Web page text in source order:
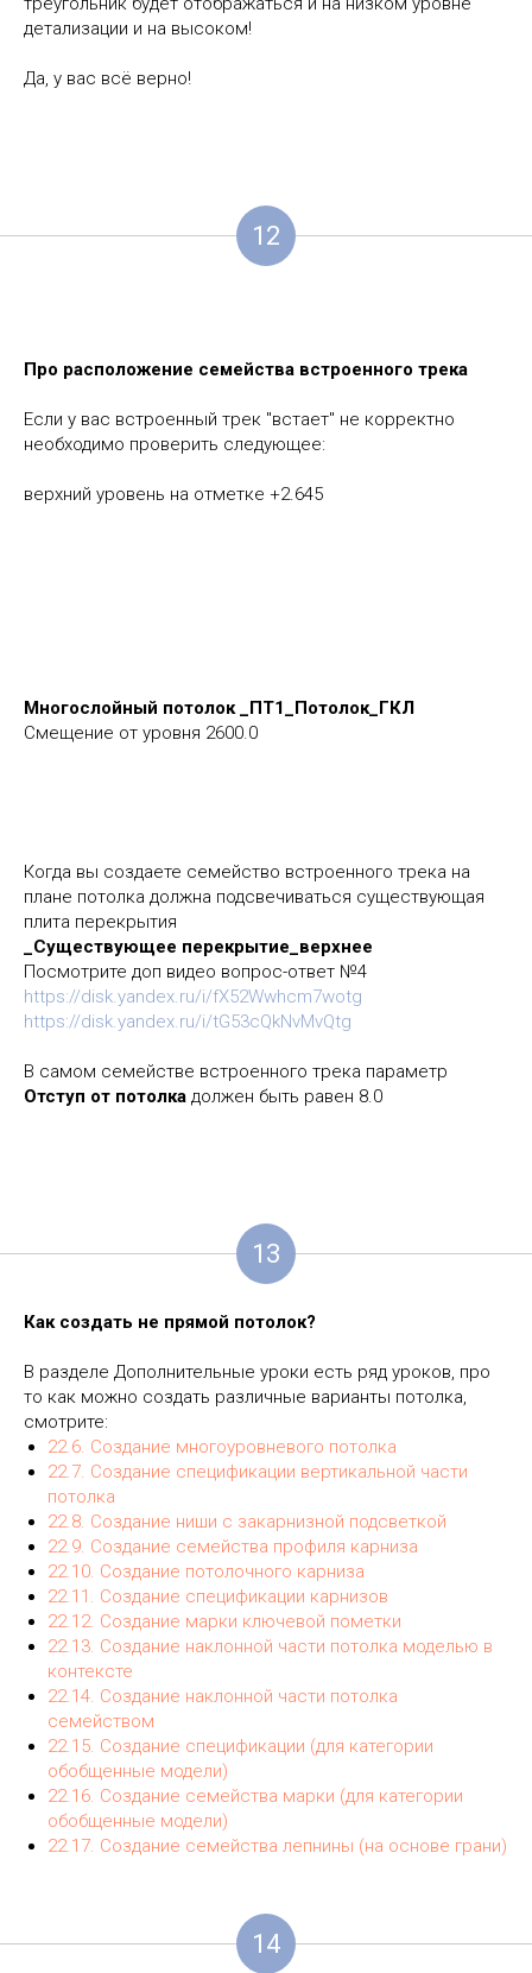
детализации и на высоком!
Да, у вас всё верно!
12
Про расположение семейства встроенного трека
Если у вас встроенный трек "встает" не корректно
необходимо проверить следующее:
верхний уровень на отметке +2.645
Многослойный потолок _ПТ1_Потолок_ГКЛ
Смещение от уровня 2600.0
Когда вы создаете семейство встроенного трека на
плане потолка должна подсвечиваться существующая
плита перекрытия
_Существующее перекрытие_верхнее
Посмотрите доп видео вопрос-ответ №4
https://disk.yandex.ru/i/fX52Wwhcm7wotg
https://disk.yandex.ru/i/tG53cQkNvMvQtg
В самом семействе встроенного трека параметр
Отступ от потолка должен быть равен 8.0
13
Как создать не прямой потолок?
В разделе Дополнительные уроки есть ряд уроков, про
то как можно создать различные варианты потолка,
смотрите:
22.6. Создание многоуровневого потолка
22.7. Создание спецификации вертикальной части
потолка
22.8. Создание ниши с закарнизной подсветкой
22.9. Создание семейства профиля карниза
22.10. Создание потолочного карниза
22.11. Создание спецификации карнизов
22.12. Создание марки ключевой пометки
22.13. Создание наклонной части потолка моделью в
контексте
22.14. Создание наклонной части потолка
семейством
22.15. Создание спецификации (для категории
обобщенные модели)
22.16. Создание семейства марки (для категории
обобщенные модели)
22.17. Создание семейства лепнины (на основе грани)
14